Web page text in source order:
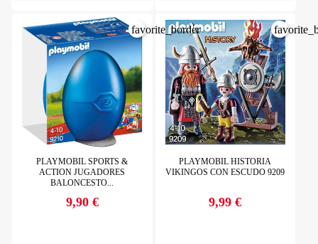
PLAYMOBIL SPORTS &
ACTION JUGADORES
BALONCESTO...
Precio
9,90 €
favorite_border
PLAYMOBIL HISTORIA
VIKINGOS CON ESCUDO 9209
Precio
9,99 €